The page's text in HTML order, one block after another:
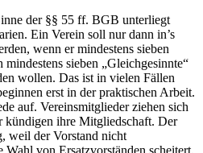
der §§ 55 ff. BGB unterliegt
Ein Verein soll nur dann in’s
wenn er mindestens sieben
sieben „Gleichgesinnte“
wollen. Das ist in vielen Fällen
erst in der praktischen Arbeit.
auf. Vereinsmitglieder ziehen sich
kündigen ihre Mitgliedschaft. Der
weil der Vorstand nicht
Wahl von Ersatzvorständen scheitert,